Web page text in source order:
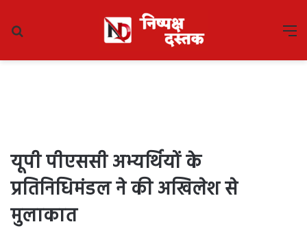
यूपी पीएससी अभ्यर्थियों के
प्रतिनिधिमंडल ने की अखिलेश से
मुलाकात